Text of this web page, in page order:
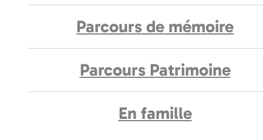
Parcours de mémoire
Parcours Patrimoine
En famille